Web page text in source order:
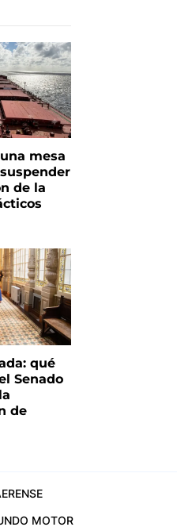
mesa
de la
qué
Senado
de
MOTOR